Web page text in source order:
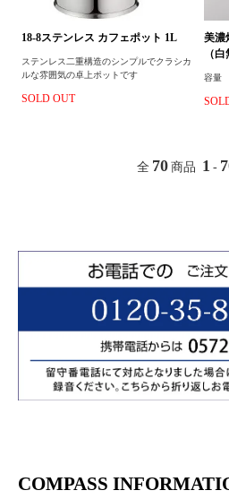
18-8ステンレス カフェポット 1L
ステンレス二重構造のシンプルでクラシカ
ルな雰囲気の卓上ポットです
SOLD OUT
美濃
（白
容量
全 70 商品 1 -
COMPASS